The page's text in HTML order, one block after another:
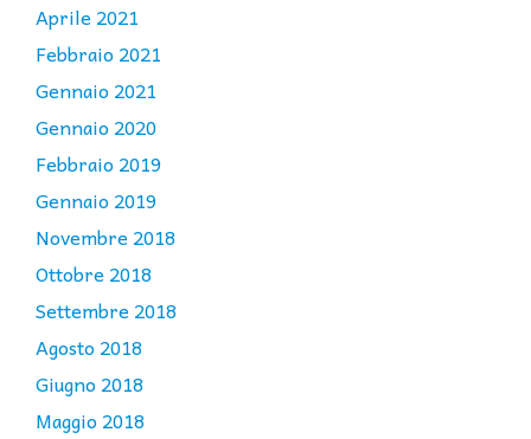
Aprile 2021
Febbraio 2021
Gennaio 2021
Gennaio 2020
Febbraio 2019
Gennaio 2019
Novembre 2018
Ottobre 2018
Settembre 2018
Agosto 2018
Giugno 2018
Maggio 2018